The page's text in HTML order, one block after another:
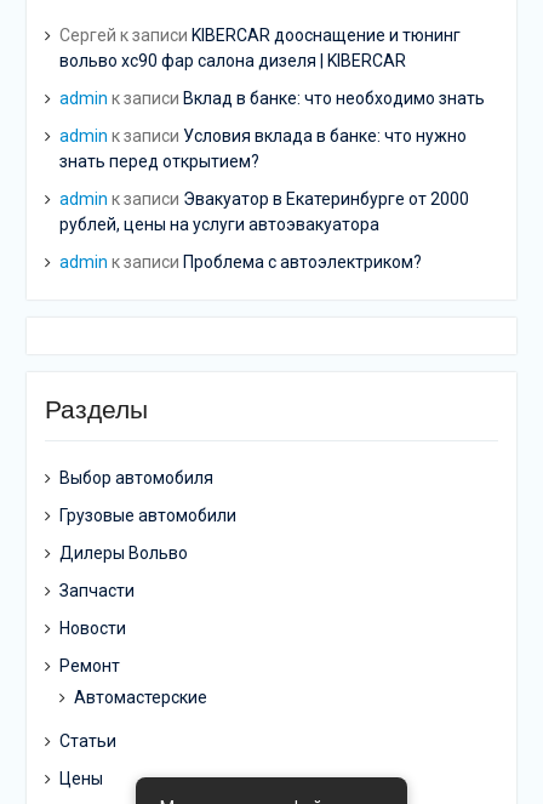
Сергей к записи KIBERCAR дооснащение и тюнинг
вольво хс90 фар салона дизеля | KIBERCAR
admin к записи Вклад в банке: что необходимо знать
admin к записи Условия вклада в банке: что нужно
знать перед открытием?
admin к записи Эвакуатор в Екатеринбурге от 2000
рублей, цены на услуги автоэвакуатора
admin к записи Проблема с автоэлектриком?
Разделы
Выбор автомобиля
Грузовые автомобили
Дилеры Вольво
Запчасти
Новости
Ремонт
Автомастерские
Статьи
Цены